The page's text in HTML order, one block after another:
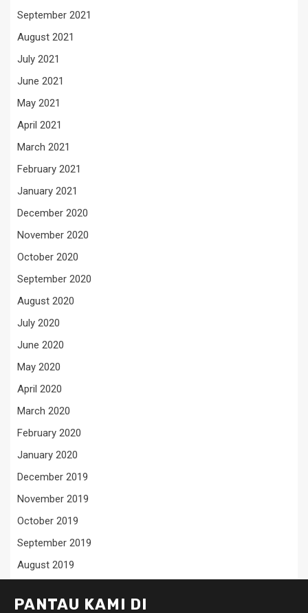
September 2021
August 2021
July 2021
June 2021
May 2021
April 2021
March 2021
February 2021
January 2021
December 2020
November 2020
October 2020
September 2020
August 2020
July 2020
June 2020
May 2020
April 2020
March 2020
February 2020
January 2020
December 2019
November 2019
October 2019
September 2019
August 2019
PANTAU KAMI DI